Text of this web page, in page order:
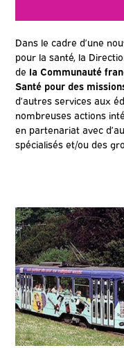
Dans le cadre d’une
pour la santé, la
de la Communauté
Santé pour des
d’autres services aux
nombreuses actions
en partenariat avec
spécialisés et/ou des